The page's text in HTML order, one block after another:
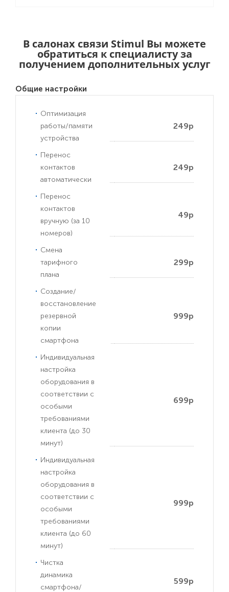
В салонах связи Stimul Вы можете
обратиться к специалисту за
получением дополнительных услуг
Общие настройки
Оптимизация
работы/памяти
устройства
249р
Перенос
контактов
автоматически
249р
Перенос
контактов
вручную (за 10
номеров)
49р
Смена
тарифного
плана
299р
Создание/
восстановление
резервной
копии
смартфона
999р
Индивидуальная
настройка
оборудования в
соответствии с
особыми
требованиями
клиента (до 30
минут)
699р
Индивидуальная
настройка
оборудования в
соответствии с
особыми
требованиями
клиента (до 60
минут)
999р
Чистка
динамика
смартфона/
599р